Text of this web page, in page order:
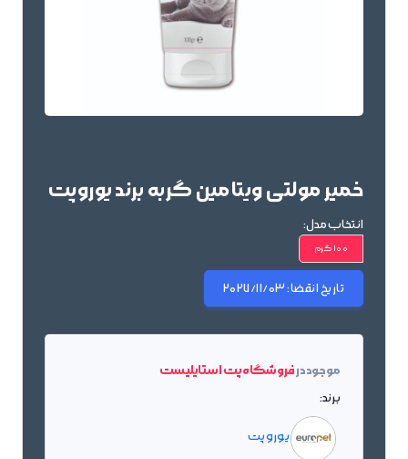
خمیر مولتی ویتامین گربه برند یوروپت
انتخاب مدل:
100 گرم
تاریخ انقضا:2027/11/03
موجود درفروشگاه پت استایلیست
برند:
یورو پت